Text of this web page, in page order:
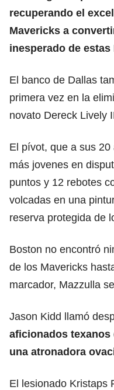
recuperando el
Mavericks a
inesperado de estas
El banco de Dallas
primera vez en la
novato Dereck Lively
El pívot, que a sus
más jovenes en
puntos y 12 rebotes
volcadas en una
reserva protegida de
Boston no encontró
de los Mavericks
marcador, Mazzulla
Jason Kidd llamó
aficionados
una atronadora
El lesionado Kristaps